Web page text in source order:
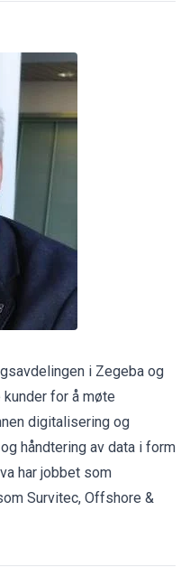
i Zegeba og
for å møte
digitalisering og
håndtering av data i form
har jobbet som
Survitec, Offshore &